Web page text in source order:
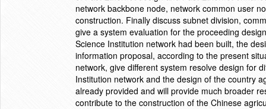
network backbone node, network common user
construction. Finally discuss subnet division,
give a system evaluation for the proceeding
Science Institution network had been built, the
information proposal, according to the present
network, give different system resolve design for
Institution network and the design of the country
already provided and will provide much broader
contribute to the construction of the Chinese